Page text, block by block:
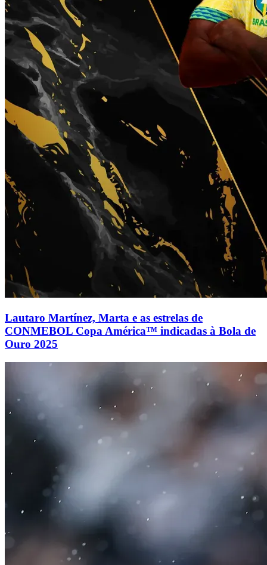
Lautaro Martínez, Marta e as estrelas de
CONMEBOL Copa América™ indicadas à Bola de
Ouro 2025